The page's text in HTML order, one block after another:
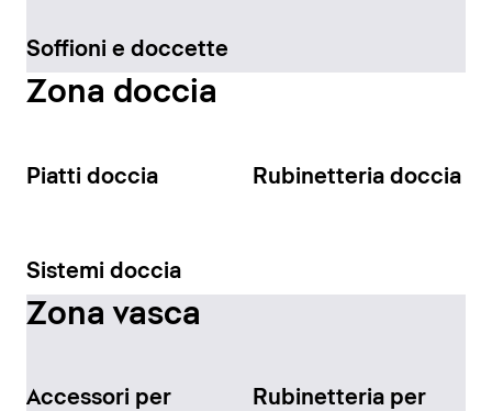
Soffioni e doccette
Zona doccia
Piatti doccia Rubinetteria doccia
Sistemi doccia
Zona vasca
Accessori per
Rubinetteria per